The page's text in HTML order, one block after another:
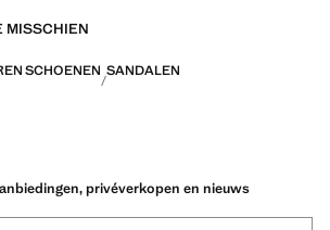
MISSCHIEN
SCHOENEN SANDALEN
privéverkopen en nieuws